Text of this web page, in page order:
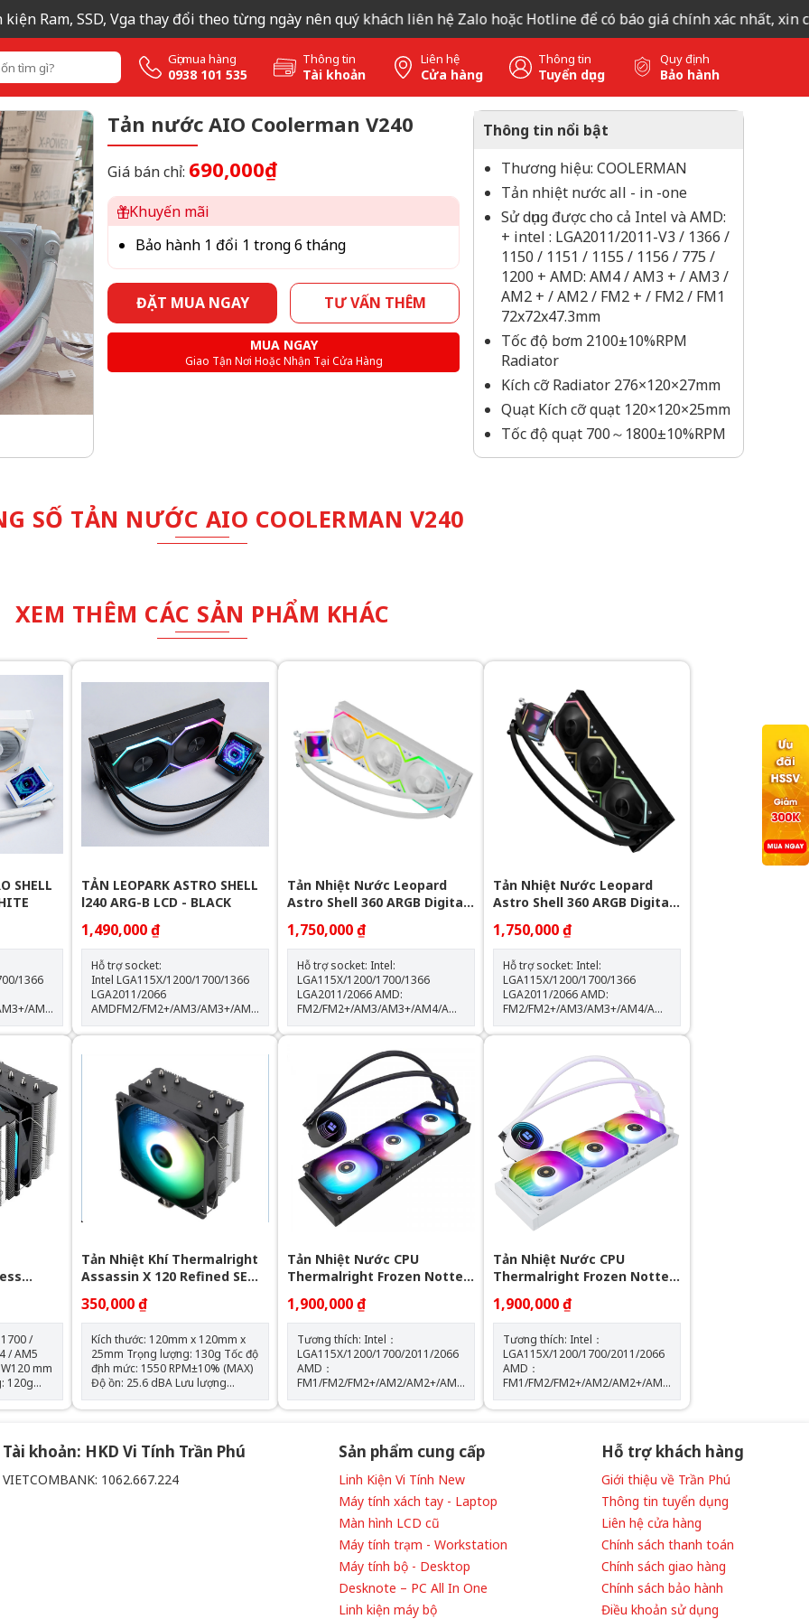
SSD, Vga thay đổi theo từng ngày nên quý khách liên hệ Zalo hoặc Hotline để có báo giá chính xác nhất, xin cảm
Gọi mua hàng
0938 101 535
Thông tin
Tài khoản
Liên hệ
Cửa hàng
Thông tin
Tuyển dụng
Quy định
Bảo hành
Tản nước AIO Coolerman V240
Giá bán chỉ: 690,000₫
Khuyến mãi
Bảo hành 1 đổi 1 trong 6 tháng
ĐẶT MUA NGAY TƯ VẤN THÊM
MUA NGAY
Giao Tận Nơi Hoặc Nhận Tại Cửa Hàng
Thông tin nổi bật
Thương hiệu: COOLERMAN
Tản nhiệt nước all - in -one
Sử dụng được cho cả Intel và AMD:
+ intel : LGA2011/2011-V3 / 1366 /
1150 / 1151 / 1155 / 1156 / 775 /
1200 + AMD: AM4 / AM3 + / AM3 /
AM2 + / AM2 / FM2 + / FM2 / FM1
72x72x47.3mm
Tốc độ bơm 2100±10%RPM
Radiator
Kích cỡ Radiator 276×120×27mm
Quạt Kích cỡ quạt 120×120×25mm
Tốc độ quạt 700～1800±10%RPM
SỐ TẢN NƯỚC AIO COOLERMAN V240
XEM THÊM CÁC SẢN PHẨM KHÁC
SHELL
1366
AM4/AM5
TẢN LEOPARK ASTRO SHELL
l240 ARG-B LCD - BLACK
1,490,000 ₫
Hỗ trợ socket:
Intel LGA115X/1200/1700/1366
LGA2011/2066
AMDFM2/FM2+/AM3/AM3+/AM4/AM5
Thông số kỹ thuật: Kích thước
quạt: 120*120*25mm Tốc độ
lượng gió: 64.3CFM Tuổi thọ
quạt: 40.000 giờ Độ ồn: 31.5dBA
Vòng bi: Hydraulic Tuổi thọ máy
bơm: 30.000 giờ độ ồn: 30dBA
tốc độ bơm: 2400 +- 10%
Tản Nhiệt Nước Leopard
Astro Shell 360 ARGB Digital
1,750,000 ₫
Hỗ trợ socket: Intel:
LGA115X/1200/1700/1366
LGA2011/2066 AMD:
FM2/FM2+/AM3/AM3+/AM4/AM5
Kích thước khối rad:
397*120*60.5mm Kích thước
quạt: 120*120*25mm Tốc độ
quạt: 600-2000RPM +-10% Lưu
lượng gió: 64.3CFM Tuổi thọ
quạt: 40.000 giờ Độ ồn: 31.5dBA
Vòng bi: Hydraulic Tuổi thọ máy
bơm: 30.000 giờ Độ ồn: 30dBA
Tốc độ bơm: 2400 +- 10%
Tản Nhiệt Nước Leopard
Astro Shell 360 ARGB Digital
1,750,000 ₫
Hỗ trợ socket: Intel:
LGA115X/1200/1700/1366
LGA2011/2066 AMD:
FM2/FM2+/AM3/AM3+/AM4/AM5
Kích thước khối rad:
397*120*60.5mm Kích thước
quạt: 120*120*25mm Tốc độ
quạt: 600-2000RPM +-10% Lưu
lượng gió: 64.3CFM Tuổi thọ
quạt: 40.000 giờ Độ ồn: 31.5dBA
Vòng bi: Hydraulic Tuổi thọ máy
bơm: 30.000 giờ Độ ồn: 30dBA
Tốc độ bơm: 2400 +- 10%
/
/ AM5
mm
±
Tản Nhiệt Khí Thermalright
Assassin X 120 Refined SE
350,000 ₫
Kích thước: 120mm x 120mm x
25mm Trọng lượng: 130g Tốc độ
định mức: 1550 RPM±10% (MAX)
Độ ồn: 25.6 dBA Lưu lượng
không khí: 66,17 CFM (MAX) Áp
suất không khí: 1.53mm H2O
vòng bi: Vòng bi S-FDB
Tản Nhiệt Nước CPU
Thermalright Frozen Notte
360 BLACK ARGB
1,900,000 ₫
Tương thích: Intel：
LGA115X/1200/1700/2011/2066
AMD：
FM1/FM2/FM2+/AM2/AM2+/AM3/AM3+/AM4/AM5
Kích thước máy bơm: W72 mm x
D72 mm x H54 mm Tốc độ định
vòng/phút±10% (MAX) Độ ồn của
máy bơm: 28 dBA Màu sắc:
Tản Nhiệt Nước CPU
Thermalright Frozen Notte
360 WHITE ARGB
1,900,000 ₫
Tương thích: Intel：
LGA115X/1200/1700/2011/2066
AMD：
FM1/FM2/FM2+/AM2/AM2+/AM3/AM3+/AM4/AM5
Kích thước máy bơm: W72 mm x
D72 mm x H54 mm Tốc độ định
vòng/phút±10% (MAX) Độ ồn của
Tài khoản: HKD Vi Tính Trần Phú
VIETCOMBANK: 1062.667.224
Sản phẩm cung cấp
Linh Kiện Vi Tính New
Máy tính xách tay - Laptop
Màn hình LCD cũ
Máy tính trạm - Workstation
Máy tính bộ - Desktop
Desknote – PC All In One
Linh kiện máy bộ
Hỗ trợ khách hàng
Giới thiệu về Trần Phú
Thông tin tuyển dụng
Liên hệ cửa hàng
Chính sách thanh toán
Chính sách giao hàng
Chính sách bảo hành
Điều khoản sử dụng